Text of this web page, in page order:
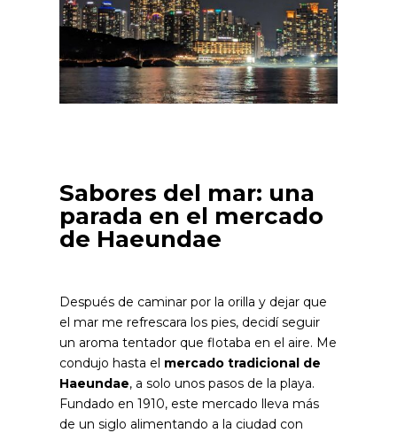
Sabores del mar: una
parada en el mercado
de Haeundae
Después de caminar por la orilla y dejar que
el mar me refrescara los pies, decidí seguir
un aroma tentador que flotaba en el aire. Me
condujo hasta el mercado tradicional de
Haeundae, a solo unos pasos de la playa.
Fundado en 1910, este mercado lleva más
de un siglo alimentando a la ciudad con